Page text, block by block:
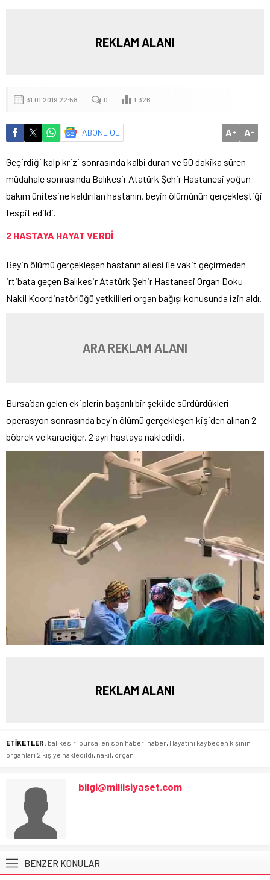
REKLAM ALANI
31.01.2019 22:58 0 1.326
ABONE OL A+ A-
Geçirdiği kalp krizi sonrasında kalbi duran ve 50 dakika süren
müdahale sonrasında Balıkesir Atatürk Şehir Hastanesi yoğun
bakım ünitesine kaldırılan hastanın, beyin ölümünün gerçekleştiği
tespit edildi.
2 HASTAYA HAYAT VERDİ
Beyin ölümü gerçekleşen hastanın ailesi ile vakit geçirmeden
irtibata geçen Balıkesir Atatürk Şehir Hastanesi Organ Doku
Nakil Koordinatörlüğü yetkilileri organ bağışı konusunda izin aldı.
ARA REKLAM ALANI
Bursa’dan gelen ekiplerin başarılı bir şekilde sürdürdükleri
operasyon sonrasında beyin ölümü gerçekleşen kişiden alınan 2
böbrek ve karaciğer, 2 ayrı hastaya nakledildi.
REKLAM ALANI
ETİKETLER: balıkesir, bursa, en son haber, haber, Hayatını kaybeden kişinin
organları 2 kişiye nakledildi, nakil, organ
bilgi@millisiyaset.com
BENZER KONULAR